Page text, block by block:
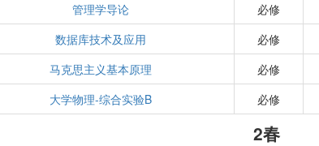
管理学导论 必修
数据库技术及应用 必修
马克思主义基本原理 必修
大学物理-综合实验B 必修
2春